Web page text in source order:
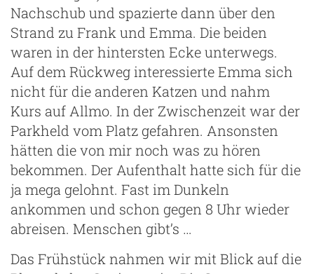
Nachschub und spazierte dann über den
Strand zu Frank und Emma. Die beiden
waren in der hintersten Ecke unterwegs.
Auf dem Rückweg interessierte Emma sich
nicht für die anderen Katzen und nahm
Kurs auf Allmo. In der Zwischenzeit war der
Parkheld vom Platz gefahren. Ansonsten
hätten die von mir noch was zu hören
bekommen. Der Aufenthalt hatte sich für die
ja mega gelohnt. Fast im Dunkeln
ankommen und schon gegen 8 Uhr wieder
abreisen. Menschen gibt’s …
Das Frühstück nahmen wir mit Blick auf die